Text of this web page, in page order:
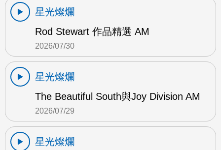
星光燦爛
Rod Stewart 作品精選 AM
2026/07/30
星光燦爛
The Beautiful South與Joy Division AM
2026/07/29
星光燦爛